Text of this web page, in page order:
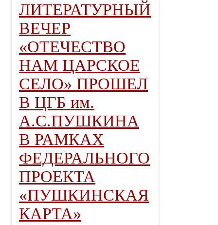
ЛИТЕРАТУРНЫЙ
ВЕЧЕР
«ОТЕЧЕСТВО
НАМ ЦАРСКОЕ
СЕЛО» ПРОШЕЛ
В ЦГБ им.
А.С.ПУШКИНА
В РАМКАХ
ФЕДЕРАЛЬНОГО
ПРОЕКТА
«ПУШКИНСКАЯ
КАРТА»